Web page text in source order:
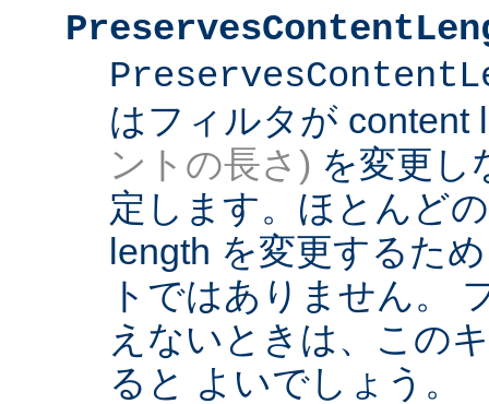
はフィルタが content
ントの長さ) を変更し
定します。ほとんど
length を変更するた
トではありません。
えないときは、この
ると よいでしょう。